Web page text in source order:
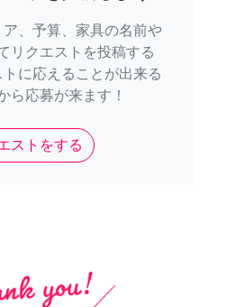
、予算、家具の名前や
リクエストを投稿する
に応えることが出来る
ら応募が来ます！
ストをする